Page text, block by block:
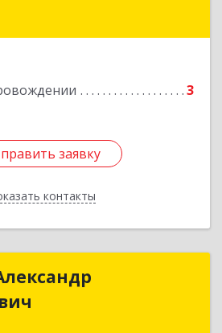
3
заявку
контакты
заявку
Назад
Иванов Александр